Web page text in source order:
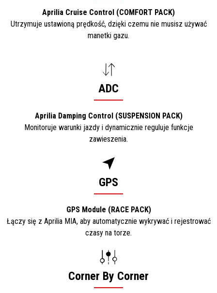
Aprilia Cruise Control (COMFORT PACK)
Utrzymuje ustawioną prędkość, dzięki czemu nie musisz używać
manetki gazu.
ADC
Aprilia Damping Control (SUSPENSION PACK)
Monitoruje warunki jazdy i dynamicznie reguluje funkcje
zawieszenia.
GPS
GPS Module (RACE PACK)
Łączy się z Aprilia MIA, aby automatycznie wykrywać i rejestrować
czasy na torze.
Corner By Corner